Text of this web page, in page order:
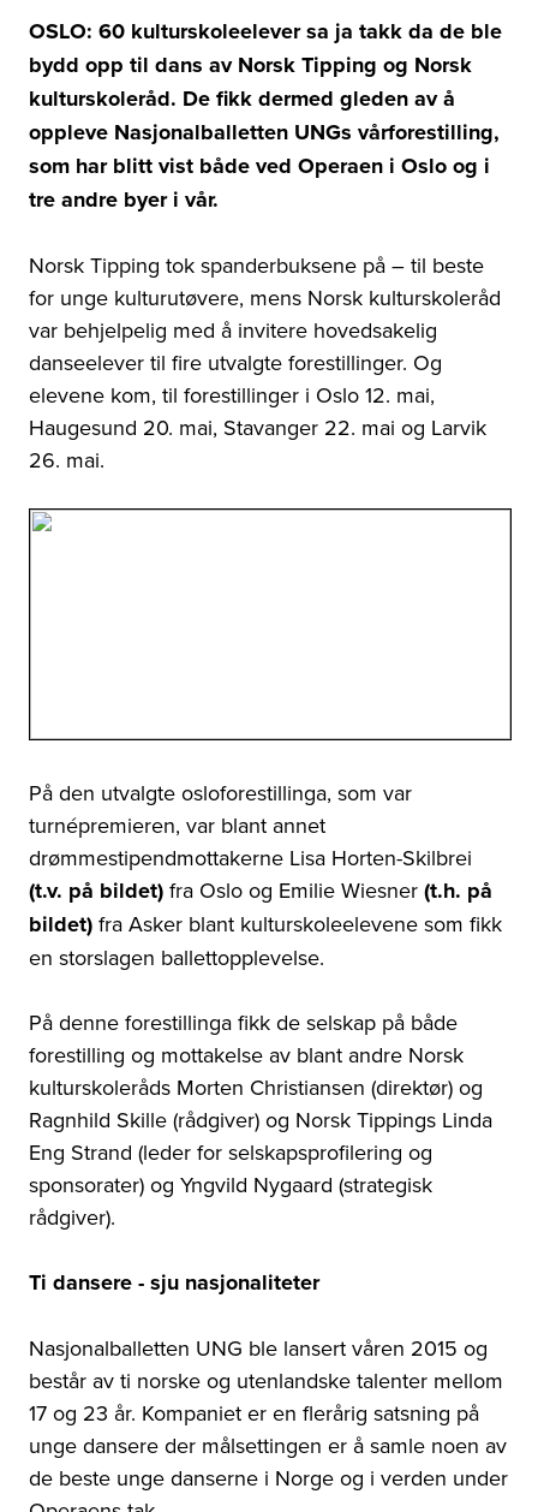
OSLO: 60 kulturskoleelever sa ja takk da de ble
bydd opp til dans av Norsk Tipping og Norsk
kulturskoleråd. De fikk dermed gleden av å
oppleve Nasjonalballetten UNGs vårforestilling,
som har blitt vist både ved Operaen i Oslo og i
tre andre byer i vår.
Norsk Tipping tok spanderbuksene på – til beste
for unge kulturutøvere, mens Norsk kulturskoleråd
var behjelpelig med å invitere hovedsakelig
danseelever til fire utvalgte forestillinger. Og
elevene kom, til forestillinger i Oslo 12. mai,
Haugesund 20. mai, Stavanger 22. mai og Larvik
26. mai.
På den utvalgte osloforestillinga, som var
turnépremieren, var blant annet
drømmestipendmottakerne Lisa Horten-Skilbrei
(t.v. på bildet) fra Oslo og Emilie Wiesner (t.h. på
bildet) fra Asker blant kulturskoleelevene som fikk
en storslagen ballettopplevelse.
På denne forestillinga fikk de selskap på både
forestilling og mottakelse av blant andre Norsk
kulturskoleråds Morten Christiansen (direktør) og
Ragnhild Skille (rådgiver) og Norsk Tippings Linda
Eng Strand (leder for selskapsprofilering og
sponsorater) og Yngvild Nygaard (strategisk
rådgiver).
Ti dansere - sju nasjonaliteter
Nasjonalballetten UNG ble lansert våren 2015 og
består av ti norske og utenlandske talenter mellom
17 og 23 år. Kompaniet er en flerårig satsning på
unge dansere der målsettingen er å samle noen av
de beste unge danserne i Norge og i verden under